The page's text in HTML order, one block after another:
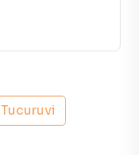
Tucuruvi